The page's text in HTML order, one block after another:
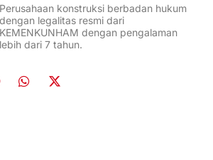
Perusahaan konstruksi berbadan hukum
dengan legalitas resmi dari
KEMENKUNHAM dengan pengalaman
lebih dari 7 tahun.